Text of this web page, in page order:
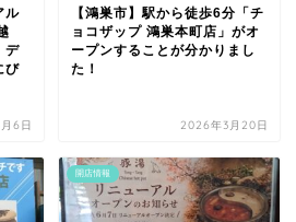
ル
デ
び
6日
【鴻巣市】駅から徒歩6分「チ
ョコザップ 鴻巣本町店」がオ
ープンすることが分かりまし
た！
2026年3月20日
開店情報